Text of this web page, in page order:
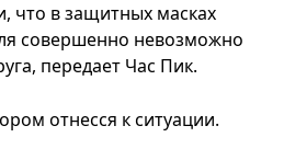
что в защитных масках
совершенно невозможно
передает Час Пик.
отнесся к ситуации.